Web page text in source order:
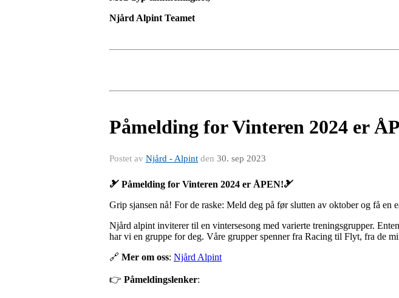
Njård Alpint Teamet
Påmelding for Vinteren 2024 er
Postet av Njård - Alpint den 30. sep 2023
🎿 Påmelding for Vinteren 2024 er ÅPEN!🎿
Grip sjansen nå! For de raske: Meld deg på før slutten av oktober og få en
Njård alpint inviterer til en vintersesong med varierte treningsgrupper.
har vi en gruppe for deg. Våre grupper spenner fra Racing til Flyt, fra de
🔗 Mer om oss: Njård Alpint
👉 Påmeldingslenker: